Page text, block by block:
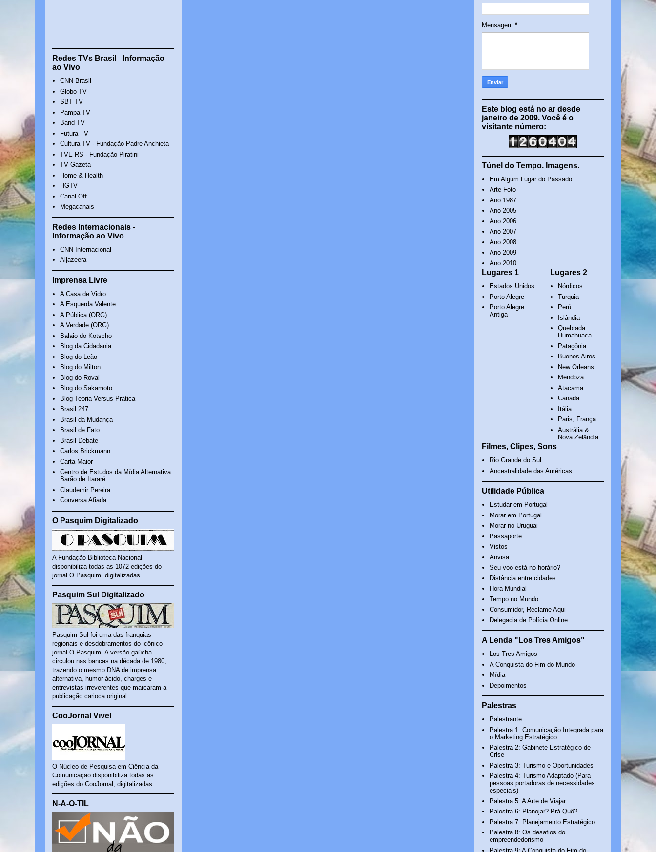
Redes TVs Brasil - Informação
ao Vivo
CNN Brasil
Globo TV
SBT TV
Pampa TV
Band TV
Futura TV
Cultura TV - Fundação Padre Anchieta
TVE RS - Fundação Piratini
TV Gazeta
Home & Health
HGTV
Canal Off
Megacanais
Redes Internacionais -
Informação ao Vivo
CNN Internacional
Aljazeera
Imprensa Livre
A Casa de Vidro
A Esquerda Valente
A Pública (ORG)
A Verdade (ORG)
Balaio do Kotscho
Blog da Cidadania
Blog do Leão
Blog do Milton
Blog do Rovai
Blog do Sakamoto
Blog Teoria Versus Prática
Brasil 247
Brasil da Mudança
Brasil de Fato
Brasil Debate
Carlos Brickmann
Carta Maior
Centro de Estudos da Mídia Alternativa
Barão de Itararé
Claudemir Pereira
Conversa Afiada
O Pasquim Digitalizado
A Fundação Biblioteca Nacional
disponibiliza todas as 1072 edições do
jornal O Pasquim, digitalizadas.
Pasquim Sul Digitalizado
Pasquim Sul foi uma das franquias
regionais e desdobramentos do icônico
jornal O Pasquim. A versão gaúcha
circulou nas bancas na década de 1980,
trazendo o mesmo DNA de imprensa
alternativa, humor ácido, charges e
entrevistas irreverentes que marcaram a
publicação carioca original.
CooJornal Vive!
O Núcleo de Pesquisa em Ciência da
Comunicação disponibiliza todas as
edições do CooJornal, digitalizadas.
N-A-O-TIL
Mensagem *
Este blog está no ar desde
janeiro de 2009. Você é o
visitante número:
Túnel do Tempo. Imagens.
Em Algum Lugar do Passado
Arte Foto
Ano 1987
Ano 2005
Ano 2006
Ano 2007
Ano 2008
Ano 2009
Ano 2010
Lugares 1
Estados Unidos
Porto Alegre
Porto Alegre
Antiga
Lugares 2
Nórdicos
Turquia
Perú
Islândia
Quebrada
Humahuaca
Patagônia
Buenos Aires
New Orleans
Mendoza
Atacama
Canadá
Itália
Paris, França
Austrália &
Nova Zelândia
Filmes, Clipes, Sons
Rio Grande do Sul
Ancestralidade das Américas
Utilidade Pública
Estudar em Portugal
Morar em Portugal
Morar no Uruguai
Passaporte
Vistos
Anvisa
Seu voo está no horário?
Distância entre cidades
Hora Mundial
Tempo no Mundo
Consumidor, Reclame Aqui
Delegacia de Polícia Online
A Lenda "Los Tres Amigos"
Los Tres Amigos
A Conquista do Fim do Mundo
Mídia
Depoimentos
Palestras
Palestrante
Palestra 1: Comunicação Integrada para
o Marketing Estratégico
Palestra 2: Gabinete Estratégico de
Crise
Palestra 3: Turismo e Oportunidades
Palestra 4: Turismo Adaptado (Para
pessoas portadoras de necessidades
especiais)
Palestra 5: A Arte de Viajar
Palestra 6: Planejar? Prá Quê?
Palestra 7: Planejamento Estratégico
Palestra 8: Os desafios do
empreendedorismo
Palestra 9: A Conquista do Fim do